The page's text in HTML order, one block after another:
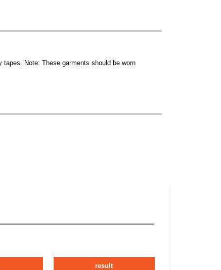
Note: These garments should be worn
result